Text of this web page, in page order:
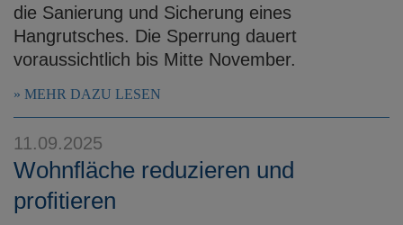
die Sanierung und Sicherung eines
Hangrutsches. Die Sperrung dauert
voraussichtlich bis Mitte November.
MEHR DAZU LESEN
11.09.2025
Wohnfläche reduzieren und
profitieren